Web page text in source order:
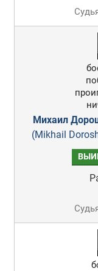
Михаил
(Mikhail